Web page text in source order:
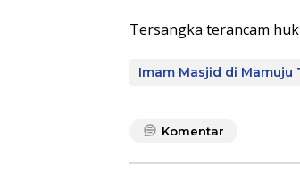
Tersangka terancam
Imam Masjid di Mamuju
Komentar